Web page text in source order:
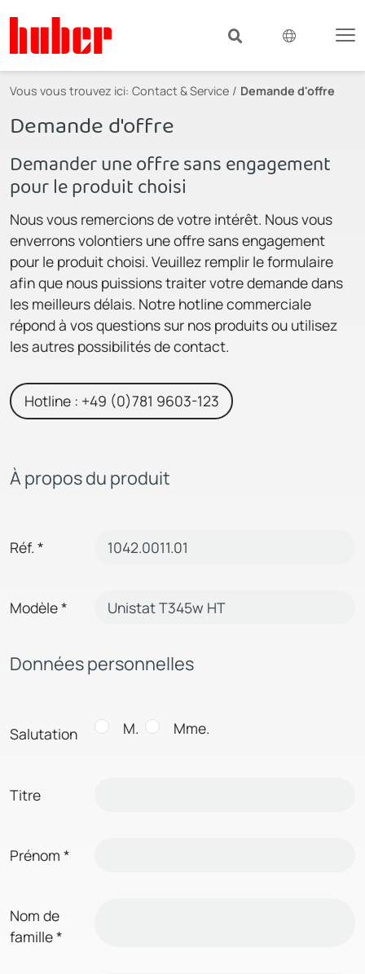
Vous vous trouvez ici: Contact & Service Demande d'offre
Demande d'offre
Demander une offre sans engagement
pour le produit choisi
Nous vous remercions de votre intérêt. Nous vous
enverrons volontiers une offre sans engagement
pour le produit choisi. Veuillez remplir le formulaire
afin que nous puissions traiter votre demande dans
les meilleurs délais. Notre hotline commerciale
répond à vos questions sur nos produits ou utilisez
les autres possibilités de contact.
Hotline : +49 (0)781 9603-123
À propos du produit
Réf. *
Modèle*
Données personnelles
Salutation M. Mme.
Titre
Prénom *
Nom de
famille*